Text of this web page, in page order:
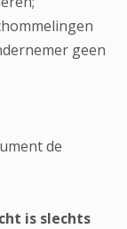
geen
de
is slechts